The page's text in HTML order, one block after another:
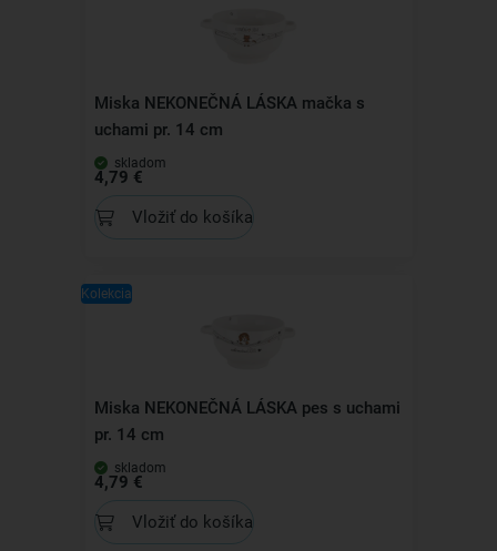
Miska NEKONEČNÁ LÁSKA mačka s
uchami pr. 14 cm
skladom
4,79 €
Vložiť do košíka
Kolekcia
Miska NEKONEČNÁ LÁSKA pes s uchami
pr. 14 cm
skladom
4,79 €
Vložiť do košíka